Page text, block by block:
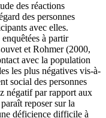
des réactions
des personnes
avec elles.
à partir
et Rohmer (2000,
avec la population
les plus négatives vis-à-
social des personnes
négatif par rapport aux
reposer sur la
déficience difficile à